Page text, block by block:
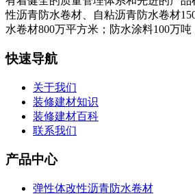
性沥青防水卷材、自粘沥青防水卷材
水卷材800万平方米；防水涂料100万吨
快速导航
关于我们
装修建材知识
装修建材百科
联系我们
产品中心
弹性体改性沥青防水卷材